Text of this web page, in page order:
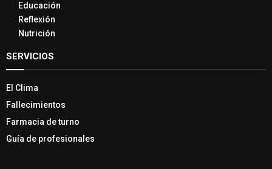
Educación
Reflexión
Nutrición
SERVICIOS
El Clima
Fallecimientos
Farmacia de turno
Guía de profesionales